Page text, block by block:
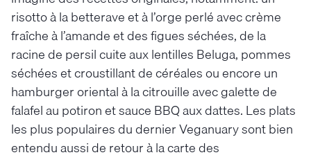
risotto à la betterave et à l’orge perlé avec crème
fraîche à l’amande et des figues séchées, de la
racine de persil cuite aux lentilles Beluga, pommes
séchées et croustillant de céréales ou encore un
hamburger oriental à la citrouille avec galette de
falafel au potiron et sauce BBQ aux dattes. Les plats
les plus populaires du dernier Veganuary sont bien
entendu aussi de retour à la carte des